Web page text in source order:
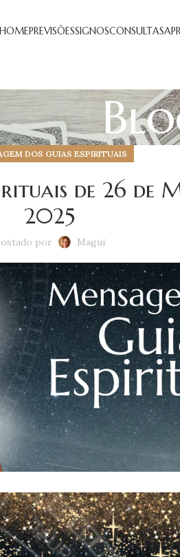
HOMEPREVISÕESSIGNOSCONSULTAS
DOS GUIAS ESPIRITUAIS
de 26 de
2025
por Magui